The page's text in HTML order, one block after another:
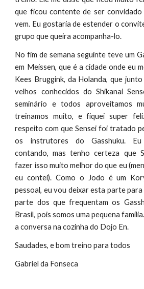
que ficou contente de ser
vem. Eu gostaria de estender o
grupo que queira acompanha-lo.
No fim de semana seguinte teve um
em Meissen, que é a cidade onde eu
Kees Bruggink, da Holanda, que
velhos conhecidos do Shikanai
seminário e todos aproveitamos
treinamos muito, e fiquei super
respeito com que Sensei foi tratado
os instrutores do Gasshuku.
contando, mas tenho certeza que
fazer isso muito melhor do que eu
eu contei). Como o Jodo é um
pessoal, eu vou deixar esta parte
parte dos que frequentam os
Brasil, pois somos uma pequena
a conversa na cozinha do Dojo En.
Saudades, e bom treino para todos
Gabriel da Fonseca